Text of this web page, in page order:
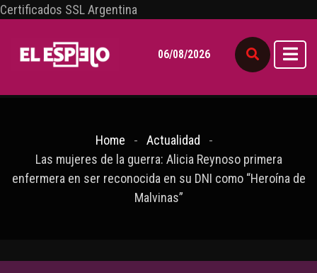
Certificados SSL Argentina
06/08/2026
Home
Actualidad
Las mujeres de la guerra: Alicia Reynoso primera
enfermera en ser reconocida en su DNI como “Heroína de
Malvinas”